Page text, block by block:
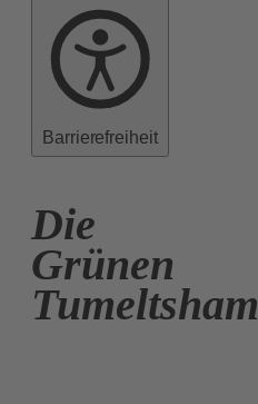
Barrierefreiheit
Die
Grünen
Tumeltsham